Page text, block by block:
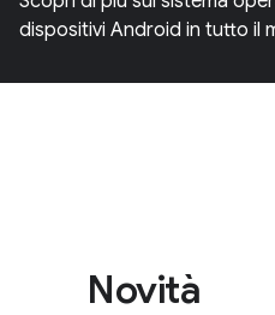
dispositivi Android in tutto il
Novità